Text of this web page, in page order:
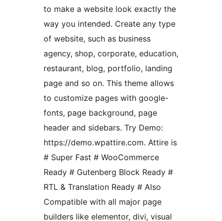
to make a website look exactly the
way you intended. Create any type
of website, such as business
agency, shop, corporate, education,
restaurant, blog, portfolio, landing
page and so on. This theme allows
to customize pages with google-
fonts, page background, page
header and sidebars. Try Demo:
https://demo.wpattire.com. Attire is
# Super Fast # WooCommerce
Ready # Gutenberg Block Ready #
RTL & Translation Ready # Also
Compatible with all major page
builders like elementor, divi, visual